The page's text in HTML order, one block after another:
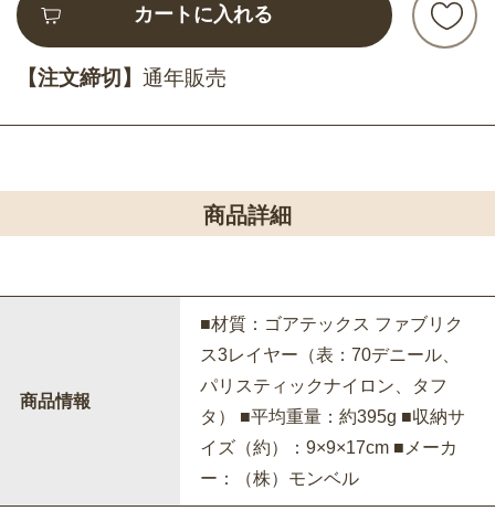
カートに入れる
【注文締切】 通年販売
商品詳細
商品情報
■材質：ゴアテックス ファブリク
ス3レイヤー（表：70デニール、
パリスティックナイロン、タフ
タ） ■平均重量：約395g ■収納サ
イズ（約）：9×9×17cm ■メーカ
ー：（株）モンベル